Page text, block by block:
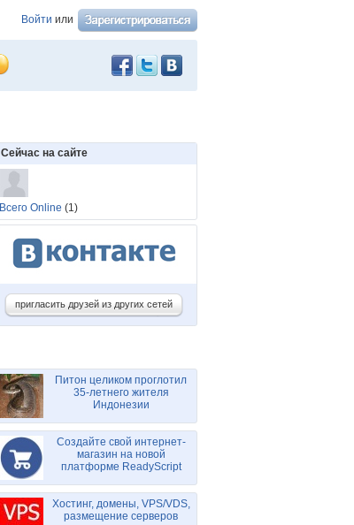
Войти или
Сейчас на сайте
Всего Online (1)
пригласить друзей из других сетей
Питон целиком проглотил
35-летнего жителя
Индонезии
Создайте свой интернет-
магазин на новой
платформе ReadyScript
Хостинг, домены, VPS/VDS,
размещение серверов